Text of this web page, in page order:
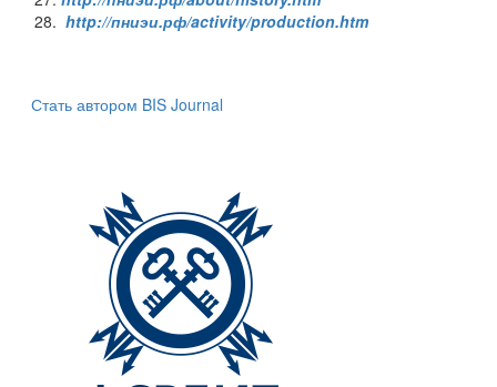
http://пниэи.рф/activity/production.htm
Стать автором BIS Journal